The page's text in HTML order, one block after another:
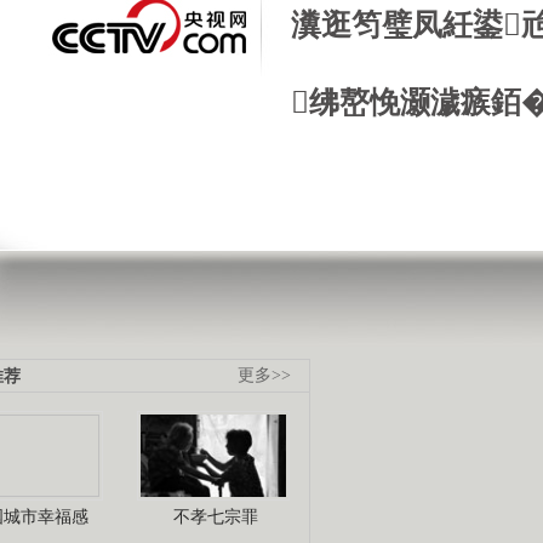
瀵逛笉璧凤紝鍙
绋嶅悗灏濊瘯銆
更多>>
荐
城市幸福感 不孝七宗罪